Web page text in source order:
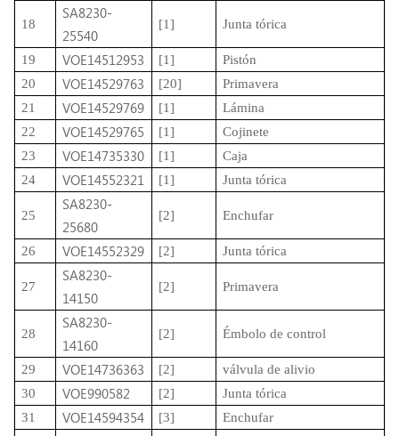
18
SA8230-
25540
[1] Junta tórica
19 VOE14512953 [1]
Pistón
20
VOE14529763 [20]
Primavera
21
VOE14529769 [1]
Lámina
22
VOE14529765 [1]
Cojinete
23
VOE14735330 [1]
Caja
24
VOE14552321 [1] Junta tórica
25
SA8230-
25680
[2] Enchufar
26 VOE14552329 [2] Junta tórica
27
SA8230-
14150
[2] Primavera
28
SA8230-
14160
[2] Émbolo de control
29 VOE14736363 [2]
válvula de alivio
30
VOE990582 [2]
Junta tórica
31
VOE14594354 [3] Enchufar